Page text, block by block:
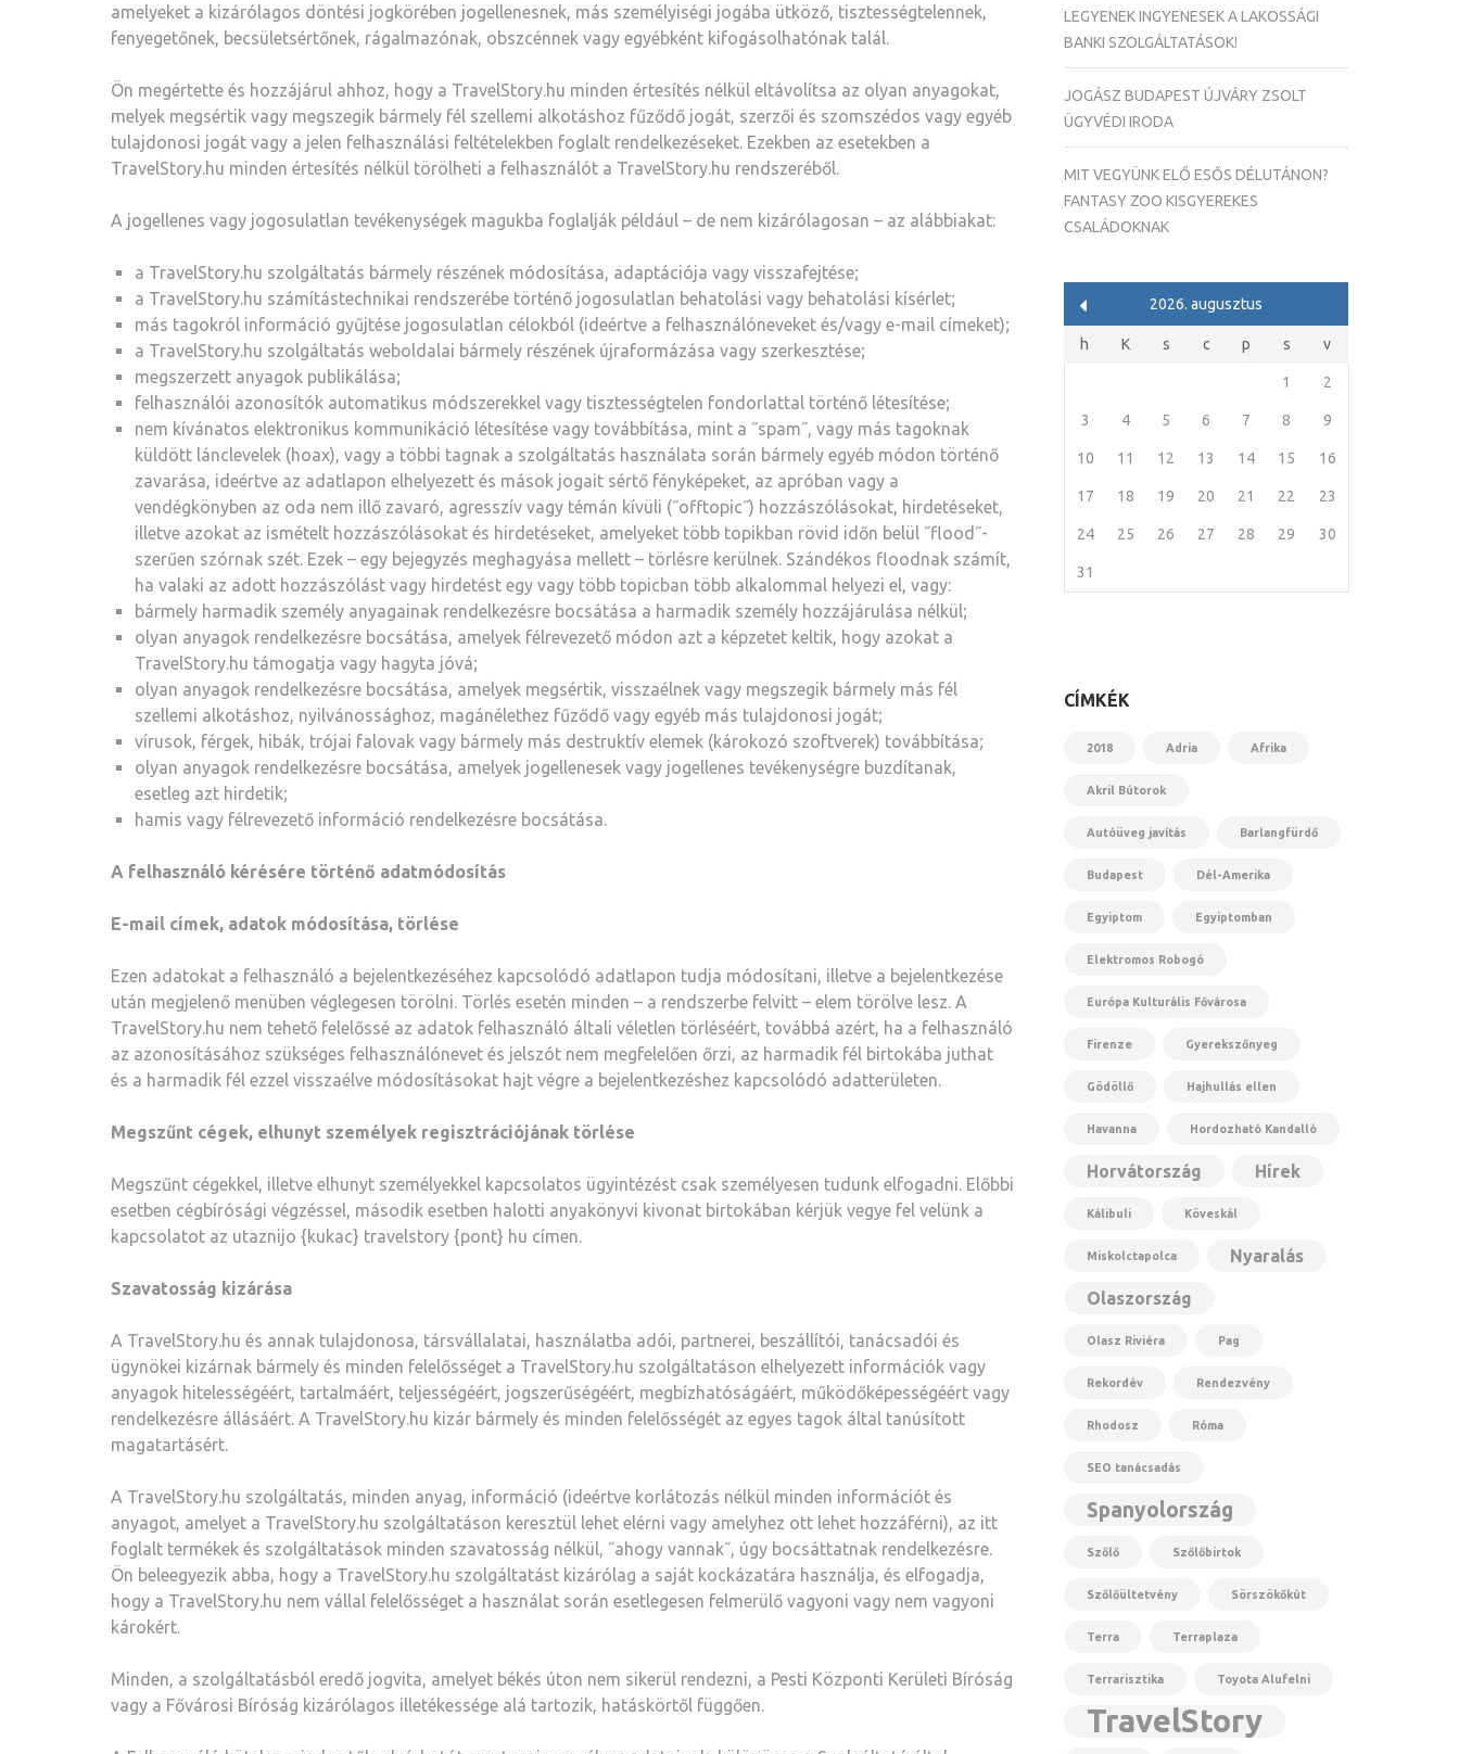
amelyeket a kizárólagos döntési jogkörében jogellenesnek, más személyiségi jogába ütköző, tisztességtelennek,
fenyegetőnek, becsületsértőnek, rágalmazónak, obszcénnek vagy egyébként kifogásolhatónak talál.
Ön megértette és hozzájárul ahhoz, hogy a TravelStory.hu minden értesítés nélkül eltávolítsa az olyan anyagokat,
melyek megsértik vagy megszegik bármely fél szellemi alkotáshoz fűződő jogát, szerzői és szomszédos vagy egyéb
tulajdonosi jogát vagy a jelen felhasználási feltételekben foglalt rendelkezéseket. Ezekben az esetekben a
TravelStory.hu minden értesítés nélkül törölheti a felhasználót a TravelStory.hu rendszeréből.
A jogellenes vagy jogosulatlan tevékenységek magukba foglalják például – de nem kizárólagosan – az alábbiakat:
a TravelStory.hu szolgáltatás bármely részének módosítása, adaptációja vagy visszafejtése;
a TravelStory.hu számítástechnikai rendszerébe történő jogosulatlan behatolási vagy behatolási kísérlet;
más tagokról információ gyűjtése jogosulatlan célokból (ideértve a felhasználóneveket és/vagy e-mail címeket);
a TravelStory.hu szolgáltatás weboldalai bármely részének újraformázása vagy szerkesztése;
megszerzett anyagok publikálása;
felhasználói azonosítók automatikus módszerekkel vagy tisztességtelen fondorlattal történő létesítése;
nem kívánatos elektronikus kommunikáció létesítése vagy továbbítása, mint a ˝spam˝, vagy más tagoknak
küldött lánclevelek (hoax), vagy a többi tagnak a szolgáltatás használata során bármely egyéb módon történő
zavarása, ideértve az adatlapon elhelyezett és mások jogait sértő fényképeket, az apróban vagy a
vendégkönyben az oda nem illő zavaró, agresszív vagy témán kívüli (˝offtopic˝) hozzászólásokat, hirdetéseket,
illetve azokat az ismételt hozzászólásokat és hirdetéseket, amelyeket több topikban rövid időn belül ˝flood˝-
szerűen szórnak szét. Ezek – egy bejegyzés meghagyása mellett – törlésre kerülnek. Szándékos floodnak számít,
ha valaki az adott hozzászólást vagy hirdetést egy vagy több topicban több alkalommal helyezi el, vagy:
bármely harmadik személy anyagainak rendelkezésre bocsátása a harmadik személy hozzájárulása nélkül;
olyan anyagok rendelkezésre bocsátása, amelyek félrevezető módon azt a képzetet keltik, hogy azokat a
TravelStory.hu támogatja vagy hagyta jóvá;
olyan anyagok rendelkezésre bocsátása, amelyek megsértik, visszaélnek vagy megszegik bármely más fél
szellemi alkotáshoz, nyilvánossághoz, magánélethez fűződő vagy egyéb más tulajdonosi jogát;
vírusok, férgek, hibák, trójai falovak vagy bármely más destruktív elemek (károkozó szoftverek) továbbítása;
olyan anyagok rendelkezésre bocsátása, amelyek jogellenesek vagy jogellenes tevékenységre buzdítanak,
esetleg azt hirdetik;
hamis vagy félrevezető információ rendelkezésre bocsátása.
A felhasználó kérésére történő adatmódosítás
E-mail címek, adatok módosítása, törlése
Ezen adatokat a felhasználó a bejelentkezéséhez kapcsolódó adatlapon tudja módosítani, illetve a bejelentkezése
után megjelenő menüben véglegesen törölni. Törlés esetén minden – a rendszerbe felvitt – elem törölve lesz. A
TravelStory.hu nem tehető felelőssé az adatok felhasználó általi véletlen törléséért, továbbá azért, ha a felhasználó
az azonosításához szükséges felhasználónevet és jelszót nem megfelelően őrzi, az harmadik fél birtokába juthat
és a harmadik fél ezzel visszaélve módosításokat hajt végre a bejelentkezéshez kapcsolódó adatterületen.
Megszűnt cégek, elhunyt személyek regisztrációjának törlése
Megszűnt cégekkel, illetve elhunyt személyekkel kapcsolatos ügyintézést csak személyesen tudunk elfogadni. Előbbi
esetben cégbírósági végzéssel, második esetben halotti anyakönyvi kivonat birtokában kérjük vegye fel velünk a
kapcsolatot az utaznijo {kukac} travelstory {pont} hu címen.
Szavatosság kizárása
A TravelStory.hu és annak tulajdonosa, társvállalatai, használatba adói, partnerei, beszállítói, tanácsadói és
ügynökei kizárnak bármely és minden felelősséget a TravelStory.hu szolgáltatáson elhelyezett információk vagy
anyagok hitelességéért, tartalmáért, teljességéért, jogszerűségéért, megbízhatóságáért, működőképességéért vagy
rendelkezésre állásáért. A TravelStory.hu kizár bármely és minden felelősségét az egyes tagok által tanúsított
magatartásért.
A TravelStory.hu szolgáltatás, minden anyag, információ (ideértve korlátozás nélkül minden információt és
anyagot, amelyet a TravelStory.hu szolgáltatáson keresztül lehet elérni vagy amelyhez ott lehet hozzáférni), az itt
foglalt termékek és szolgáltatások minden szavatosság nélkül, ˝ahogy vannak˝, úgy bocsáttatnak rendelkezésre.
Ön beleegyezik abba, hogy a TravelStory.hu szolgáltatást kizárólag a saját kockázatára használja, és elfogadja,
hogy a TravelStory.hu nem vállal felelősséget a használat során esetlegesen felmerülő vagyoni vagy nem vagyoni
károkért.
Minden, a szolgáltatásból eredő jogvita, amelyet békés úton nem sikerül rendezni, a Pesti Központi Kerületi Bíróság
vagy a Fővárosi Bíróság kizárólagos illetékessége alá tartozik, hatáskörtől függően.
LEGYENEK INGYENESEK A LAKOSSÁGI
BANKI SZOLGÁLTATÁSOK!
JOGÁSZ BUDAPEST ÚJVÁRY ZSOLT
ÜGYVÉDI IRODA
MIT VEGYÜNK ELŐ ESŐS DÉLUTÁNON?
FANTASY ZOO KISGYEREKES
CSALÁDOKNAK
2026. augusztus
h K s c p s v
1 2
3 4 5 6 7 8 9
10 11 12 13 14 15 16
17 18 19 20 21 22 23
24 25 26 27 28 29 30
31
CÍMKÉK
2018 Adria Afrika
Akril Bútorok
Autóüveg javítás Barlangfürdő
Budapest Dél-Amerika
Egyiptom Egyiptomban
Elektromos Robogó
Európa Kulturális Fővárosa
Firenze Gyerekszőnyeg
Gödöllő Hajhullás ellen
Havanna Hordozható Kandalló
Horvátország Hírek
Kálibuli Köveskál
Miskolctapolca Nyaralás
Olaszország
Olasz Riviéra Pag
Rekordév Rendezvény
Rhodosz Róma
SEO tanácsadás
Spanyolország
Szőlő Szőlőbirtok
Szőlőültetvény Sörszökőkút
Terra Terraplaza
Terrarisztika Toyota Alufelni
TravelStory